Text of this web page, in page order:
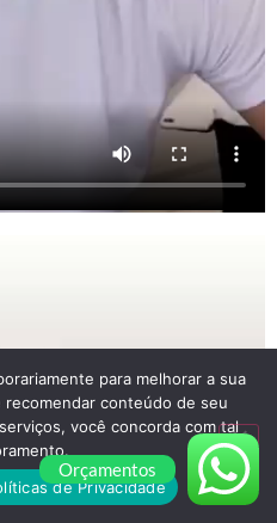
Orçamentos
para melhorar a sua
conteúdo de seu
você concorda com tal
de Privacidade